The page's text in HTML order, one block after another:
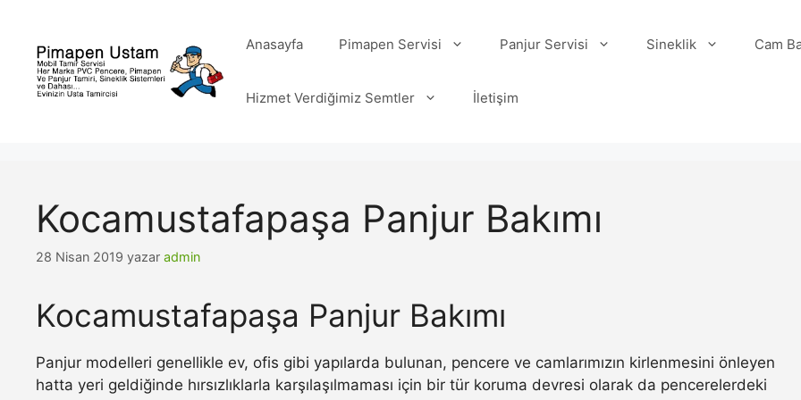
Anasayfa Pimapen Servisi Panjur Servisi Sineklik Cam
Hizmet Verdiğimiz Semtler İletişim
Kocamustafapaşa Panjur Bakımı
28 Nisan 2019 yazar admin
Kocamustafapaşa Panjur Bakımı
Panjur modelleri genellikle ev, ofis gibi yapılarda bulunan, pencere ve camlarımızın kirlenmesini önleyen
hatta yeri geldiğinde hırsızlıklarla karşılaşılmaması için bir tür koruma devresi olarak da pencerelerdeki